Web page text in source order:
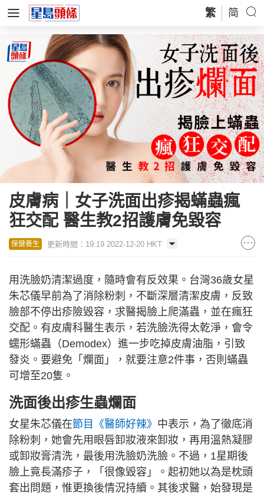
繁 简
皮膚病｜女子洗面出疹揭蟎蟲瘋
狂交配 醫生教2招護膚免毀容
保健養生 更新時間：19:19 2022-12-20 HKT
用洗臉奶清潔過度，隨時會有反效果。台灣36歲女星
朱芯儀早前為了消除粉刺，不斷深層清潔皮膚，反致
臉部不停出疹險毀容，求醫揭臉上爬滿蟲，並在瘋狂
交配。有皮膚科醫生表示，若洗臉洗得太乾淨，會令
蠕形蟎蟲（Demodex）進一步吃掉皮膚油脂，引致
發炎。要避免「爛面」，就要注意2件事，否則蟎蟲
可增至20隻。
洗面後出疹生蟲爛面
女星朱芯儀在節目《醫師好辣》 中表示，為了徹底消
除粉刺，她會先用眼唇卸妝液來卸妝，再用溫熱凝膠
或卸妝膏清洗，最後用洗臉奶洗臉。不過，1星期後
臉上竟長滿疹子，「很像毀容」。起初她以為是枕頭
套出問題，惟更換後情況持續。其後求醫，始發現是